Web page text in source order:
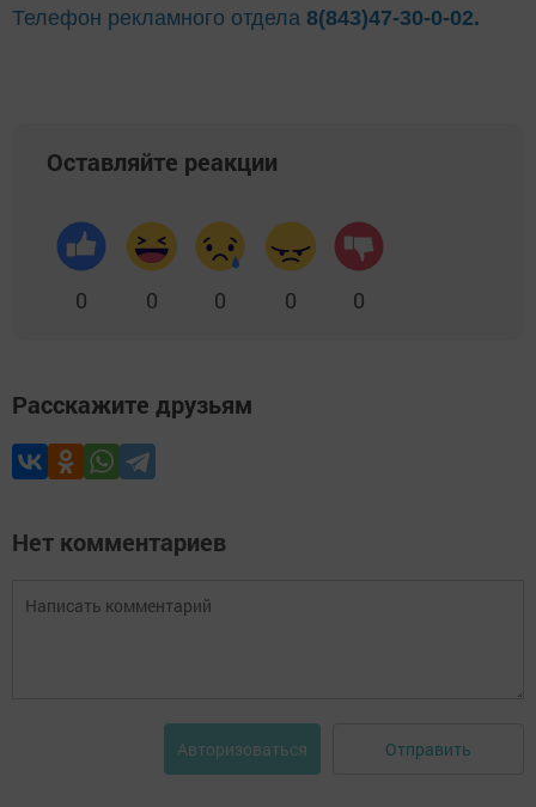
Телефон рекламного отдела 8(843)47-30-0-02.
Оставляйте реакции
0 0 0 0 0
Расскажите друзьям
Нет комментариев
Авторизоваться Отправить